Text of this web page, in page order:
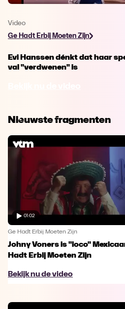
Video
Ge Hadt Erbij Moeten Zijn
Evi Hanssen dénkt dat haar
val "verdwenen" is
Nieuwste fragmenten
01:02
Ge Hadt Erbij Moeten Zijn
Johny Voners is "loco"
Hadt Erbij Moeten Zijn
Bekijk nu de video